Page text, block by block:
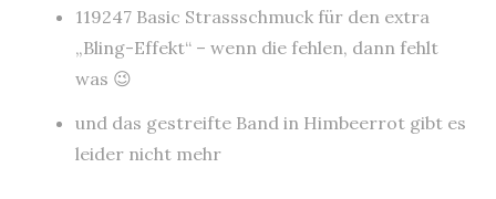
119247 Basic Strassschmuck für den extra
„Bling-Effekt“ – wenn die fehlen, dann fehlt
was 😉
und das gestreifte Band in Himbeerrot gibt es
leider nicht mehr